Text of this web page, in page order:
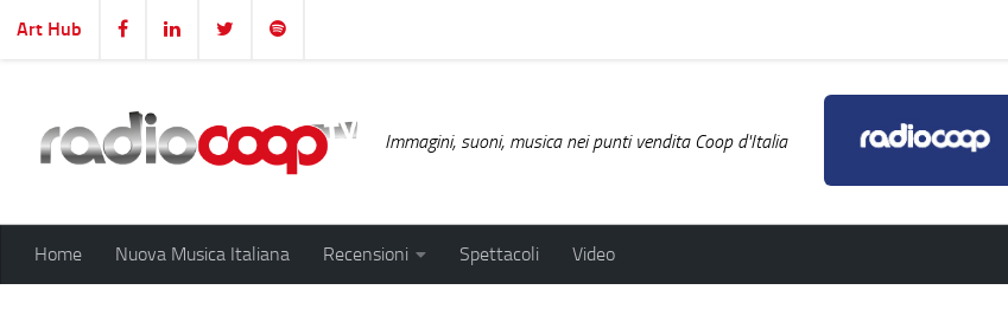
Salta al contenuto
Art Hub
Immagini, suoni, musica nei punti vendita Coop d'Italia
Home Nuova Musica Italiana Recensioni Spettacoli Video